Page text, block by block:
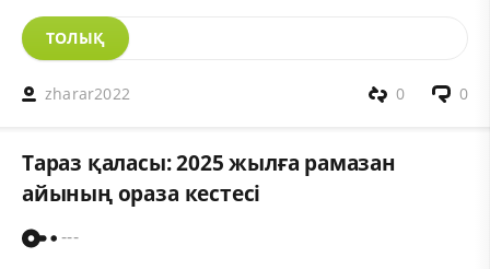
ТОЛЫҚ
zharar2022 0
0
Тараз қаласы: 2025 жылға рамазан
айының ораза кестесі
---